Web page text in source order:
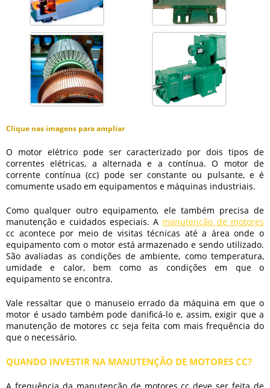
Clique nas imagens para ampliar
O motor elétrico pode ser caracterizado por dois tipos de
correntes elétricas, a alternada e a contínua. O motor de
corrente contínua (cc) pode ser constante ou pulsante, e é
comumente usado em equipamentos e máquinas industriais.
Como qualquer outro equipamento, ele também precisa de
manutenção e cuidados especiais. A manutenção de motores
cc acontece por meio de visitas técnicas até a área onde o
equipamento com o motor está armazenado e sendo utilizado.
São avaliadas as condições de ambiente, como temperatura,
umidade e calor, bem como as condições em que o
equipamento se encontra.
Vale ressaltar que o manuseio errado da máquina em que o
motor é usado também pode danificá-lo e, assim, exigir que a
manutenção de motores cc seja feita com mais frequência do
que o necessário.
QUANDO INVESTIR NA MANUTENÇÃO DE MOTORES CC?